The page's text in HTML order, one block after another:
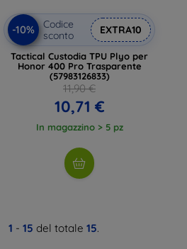
-10%
Codice
sconto
EXTRA10
Tactical Custodia TPU Plyo per
Honor 400 Pro Trasparente
(57983126833)
11,90 €
10,71 €
In magazzino > 5 pz
1 - 15 del totale 15.